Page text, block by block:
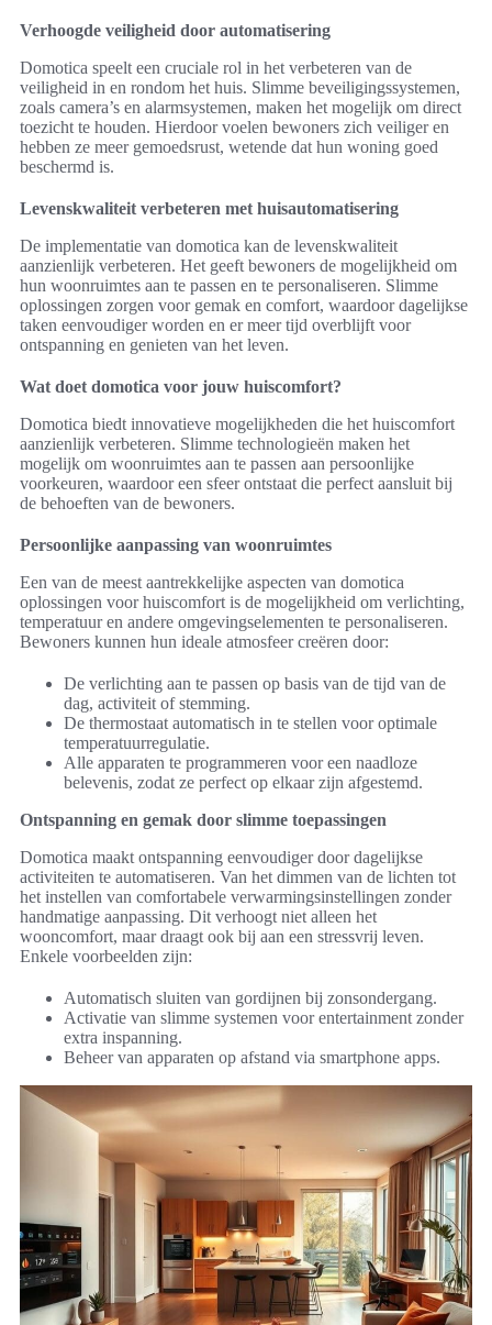
Verhoogde veiligheid door automatisering
Domotica speelt een cruciale rol in het verbeteren van de
veiligheid in en rondom het huis. Slimme beveiligingssystemen,
zoals camera’s en alarmsystemen, maken het mogelijk om direct
toezicht te houden. Hierdoor voelen bewoners zich veiliger en
hebben ze meer gemoedsrust, wetende dat hun woning goed
beschermd is.
Levenskwaliteit verbeteren met huisautomatisering
De implementatie van domotica kan de levenskwaliteit
aanzienlijk verbeteren. Het geeft bewoners de mogelijkheid om
hun woonruimtes aan te passen en te personaliseren. Slimme
oplossingen zorgen voor gemak en comfort, waardoor dagelijkse
taken eenvoudiger worden en er meer tijd overblijft voor
ontspanning en genieten van het leven.
Wat doet domotica voor jouw huiscomfort?
Domotica biedt innovatieve mogelijkheden die het huiscomfort
aanzienlijk verbeteren. Slimme technologieën maken het
mogelijk om woonruimtes aan te passen aan persoonlijke
voorkeuren, waardoor een sfeer ontstaat die perfect aansluit bij
de behoeften van de bewoners.
Persoonlijke aanpassing van woonruimtes
Een van de meest aantrekkelijke aspecten van domotica
oplossingen voor huiscomfort is de mogelijkheid om verlichting,
temperatuur en andere omgevingselementen te personaliseren.
Bewoners kunnen hun ideale atmosfeer creëren door:
De verlichting aan te passen op basis van de tijd van de
dag, activiteit of stemming.
De thermostaat automatisch in te stellen voor optimale
temperatuurregulatie.
Alle apparaten te programmeren voor een naadloze
belevenis, zodat ze perfect op elkaar zijn afgestemd.
Ontspanning en gemak door slimme toepassingen
Domotica maakt ontspanning eenvoudiger door dagelijkse
activiteiten te automatiseren. Van het dimmen van de lichten tot
het instellen van comfortabele verwarmingsinstellingen zonder
handmatige aanpassing. Dit verhoogt niet alleen het
wooncomfort, maar draagt ook bij aan een stressvrij leven.
Enkele voorbeelden zijn:
Automatisch sluiten van gordijnen bij zonsondergang.
Activatie van slimme systemen voor entertainment zonder
extra inspanning.
Beheer van apparaten op afstand via smartphone apps.